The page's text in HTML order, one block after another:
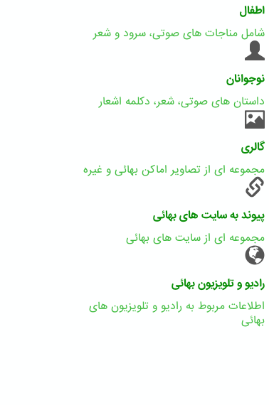
اطفال
شامل مناجات های صوتی، سرود و شعر
نوجوانان
داستان های صوتی، شعر، دکلمه اشعار
گالری
مجموعه ای از تصاویر اماکن بهائی و غیره
پیوند به سایت های بهائی
مجموعه ای از سایت های بهائی
رادیو و تلویزیون بهائی
اطلاعات مربوط به رادیو و تلویزیون های
بهائی